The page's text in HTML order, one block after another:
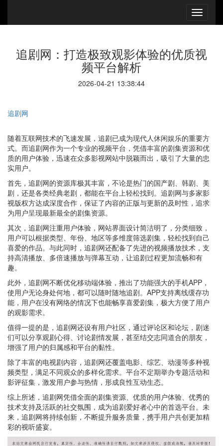
追剧网：打造极致观影体验的优质视
频平台解析
2026-04-21 13:38:44
追剧网
随着互联网技术的飞速发展，追剧已成为现代人休闲娱乐的重要方
式。而追剧网作为一个专业的视频平台，凭借丰富的剧集资源和优
质的用户体验，迅速在众多影视网站中脱颖而出，吸引了大量的忠
实用户。
首先，追剧网的资源库极其丰富，不论是热门的国产剧、韩剧、美
剧，还是各类经典老剧，都能在平台上轻松找到。追剧网与多家影
视版权方达成深度合作，保证了内容的正版与更新的及时性，追求
为用户呈现最新最全的剧集资源。
其次，追剧网注重用户体验，网站界面设计简洁明了，分类细致，
用户可以根据类型、年份、地区等多维度筛选剧集，轻松找到自己
喜爱的作品。与此同时，追剧网还配备了先进的视频播放技术，支
持高清播放、多倍速播放与弹幕互动，让追剧过程更加流畅和有
趣。
此外，追剧网不断优化移动端体验，推出了功能强大的手机APP，
使用户无论身处何地，都可以随时随地追剧。APP支持离线缓存功
能，用户在没有网络的情况下也能畅享喜爱剧集，极大方便了用户
的观影需求。
值得一提的是，追剧网还设有用户社区，通过评论区和论坛，剧迷
们可以分享观剧心得、讨论剧情发展，甚至结交志同道合的朋友，
增强了用户的归属感和平台的黏性。
除了丰富的电视剧内容，追剧网还覆盖电影、综艺、动漫等多种视
频类型，满足不同观众的多样化需求。平台不定期举办专题活动和
影评征集，激发用户参与热情，形成良性互动生态。
综上所述，追剧网凭借全面的剧集资源、优质的用户体验、优秀的
技术支持及活跃的社交氛围，成为追剧爱好者心中的首选平台。未
来，追剧网将持续创新，不断提升服务质量，携手用户共创更加精
彩的视听盛宴。